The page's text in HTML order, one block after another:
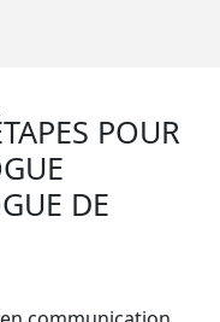
POUR
DE